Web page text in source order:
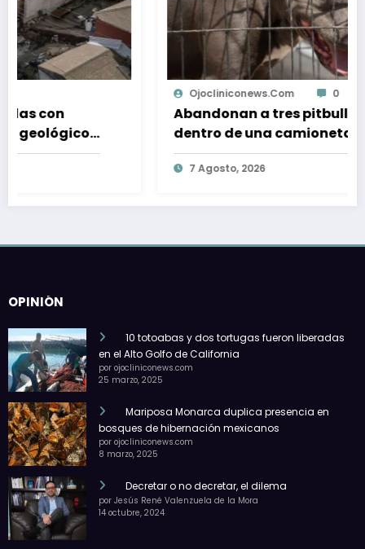
Ojocliniconews.com 0
Abandonan a tres pitbulls bajo el sol
dentro de una camioneta; serán
dados en adopción
OPINIÓN
10 totoabas y dos tortugas fueron liberadas
en el Alto Golfo de California
por ojocliniconews.com
25 marzo, 2025
Mariposa Monarca duplica presencia en
bosques de hibernación mexicanos
por ojocliniconews.com
8 marzo, 2025
Decretar o no decretar, el dilema
por Jesús René Valenzuela de la Mora
14 octubre, 2024